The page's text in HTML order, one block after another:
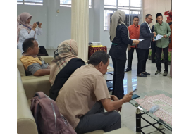
a
2
0
2
5